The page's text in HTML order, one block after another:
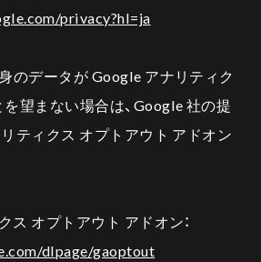
privacy?hl=ja
のデータが Google アナリティク
望まない場合は、Google 社の提
ティクス オプトアウト アドオン
ス オプトアウト アドオン：
dlpage/gaoptout